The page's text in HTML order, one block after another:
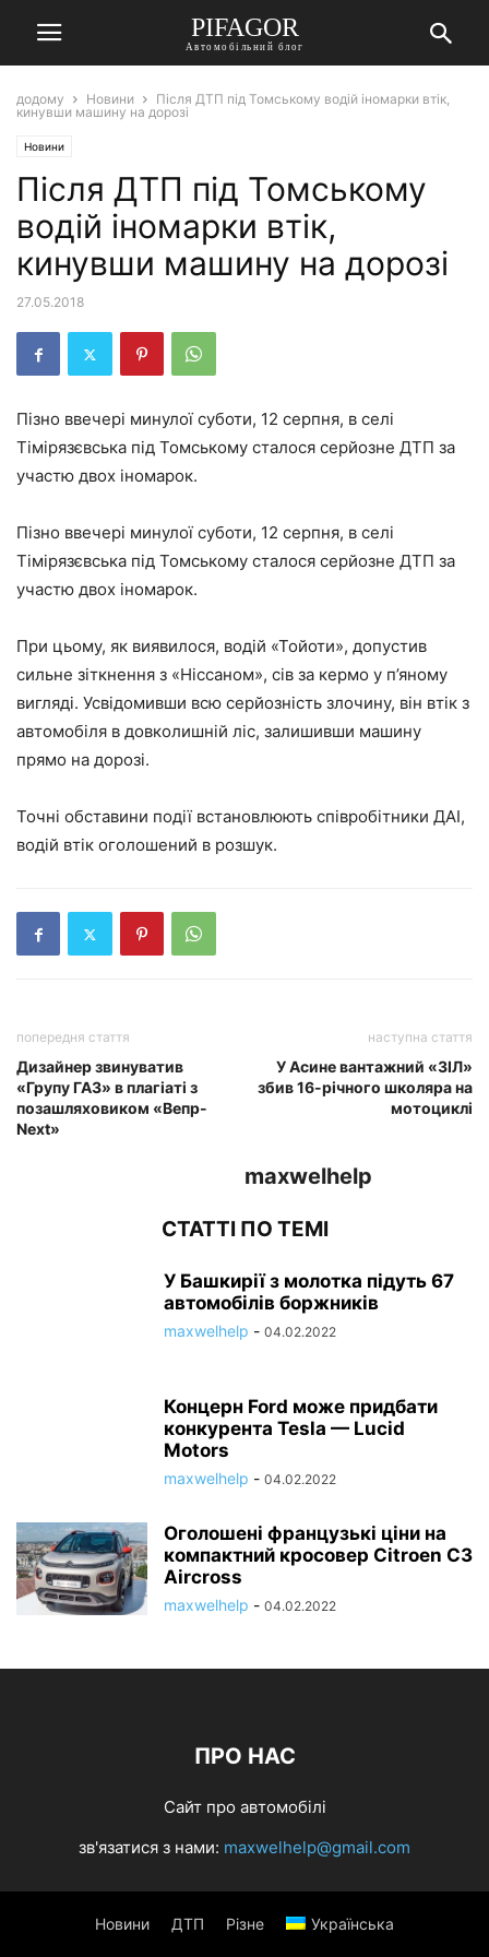
PIFAGOR
Автомобільний блог
додому Новини
Після ДТП під Томському водій іномарки втік,
кинувши машину на дорозі
Новини
Після ДТП під Томському
водій іномарки втік,
кинувши машину на дорозі
27.05.2018
Пізно ввечері минулої суботи, 12 серпня, в селі
Тімірязєвська під Томському сталося серйозне ДТП за
участю двох іномарок.
Пізно ввечері минулої суботи, 12 серпня, в селі
Тімірязєвська під Томському сталося серйозне ДТП за
участю двох іномарок.
При цьому, як виявилося, водій «Тойоти», допустив
сильне зіткнення з «Ніссаном», сів за кермо у п’яному
вигляді. Усвідомивши всю серйозність злочину, він втік з
автомобіля в довколишній ліс, залишивши машину
прямо на дорозі.
Точні обставини події встановлюють співробітники ДАІ,
водій втік оголошений в розшук.
попередня стаття
Дизайнер звинуватив
«Групу ГАЗ» в плагіаті з
позашляховиком «Вепр-
Next»
наступна стаття
У Асине вантажний «ЗІЛ»
збив 16-річного школяра на
мотоциклі
maxwelhelp
СТАТТІ ПО ТЕМІ
У Башкирії з молотка підуть 67
автомобілів боржників
maxwelhelp - 04.02.2022
Концерн Ford може придбати
конкурента Tesla — Lucid
Motors
maxwelhelp - 04.02.2022
Оголошені французькі ціни на
компактний кросовер Citroen C3
Aircross
maxwelhelp - 04.02.2022
ПРО НАС
Сайт про автомобілі
зв'язатися з нами: maxwelhelp@gmail.com
Новини ДТП Різне Українська